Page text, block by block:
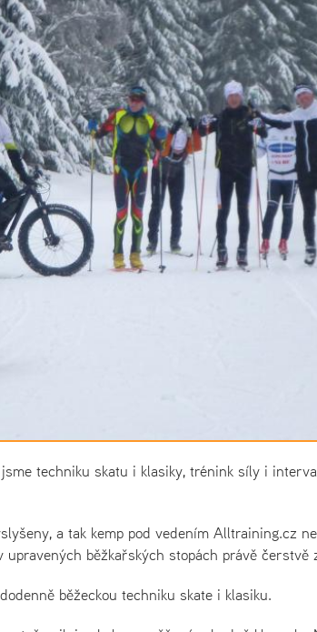
techniku skatu i klasiky, trénink síly i
a tak kemp pod vedením Alltraining.cz
běžkařských stopách právě čerstvě
běžeckou techniku skate i klasiku.